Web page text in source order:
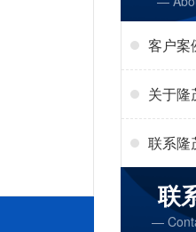
客户案
关于隆
联系隆
联
—